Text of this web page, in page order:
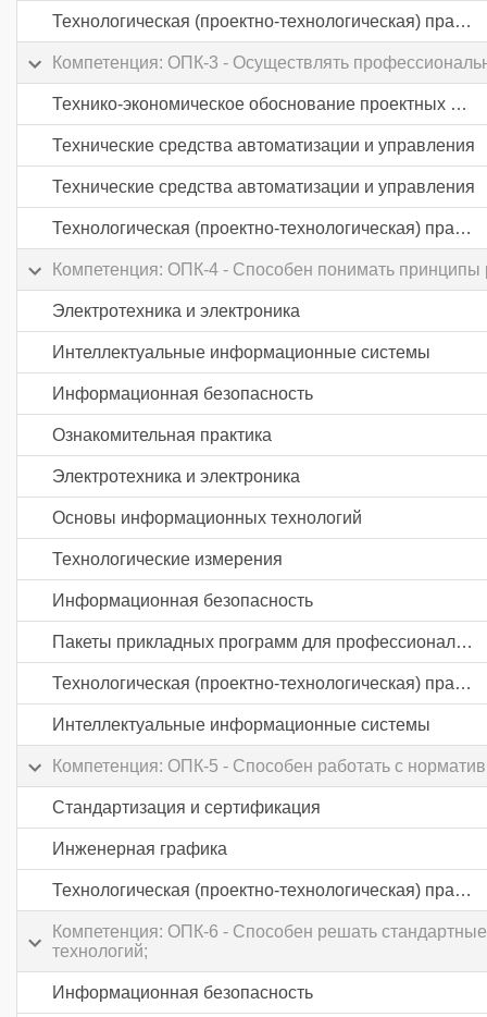
Технологическая (проектно-технологическая) практика
Компетенция: ОПК-3 - Осуществлять
Технико-экономическое обоснование проектных решений
Технические средства автоматизации и управления
Технические средства автоматизации и управления
Технологическая (проектно-технологическая) практика
Компетенция: ОПК-4 - Способен понимать
Электротехника и электроника
Интеллектуальные информационные системы
Информационная безопасность
Ознакомительная практика
Электротехника и электроника
Основы информационных технологий
Технологические измерения
Информационная безопасность
Пакеты прикладных программ для профессиональной деятельности
Технологическая (проектно-технологическая) практика
Интеллектуальные информационные системы
Компетенция: ОПК-5 - Способен работать с
Стандартизация и сертификация
Инженерная графика
Технологическая (проектно-технологическая) практика
Компетенция: ОПК-6 - Способен решать
технологий;
Информационная безопасность